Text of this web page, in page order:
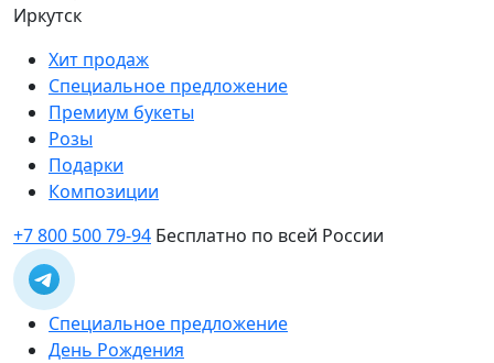
Иркутск
Хит продаж
Специальное предложение
Премиум букеты
Розы
Подарки
Композиции
+7 800 500 79-94 Бесплатно по всей России
Специальное предложение
День Рождения